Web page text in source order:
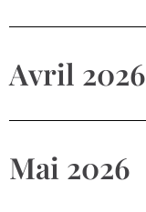
Avril 2026
Mai 2026